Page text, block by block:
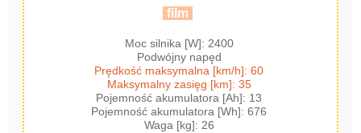
film
Moc silnika [W]: 2400
Podwójny napęd
Prędkość maksymalna [km/h]: 60
Maksymalny zasięg [km]: 35
Pojemność akumulatora [Ah]: 13
Pojemność akumulatora [Wh]: 676
Waga [kg]: 26